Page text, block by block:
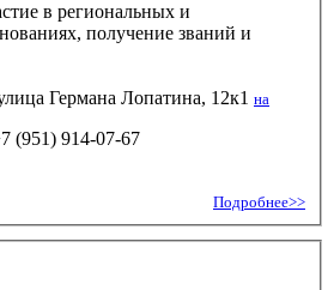
в региональных и
получение званий и
Германа Лопатина, 12к1 на
(951) 914-07-67
Подробнее>>